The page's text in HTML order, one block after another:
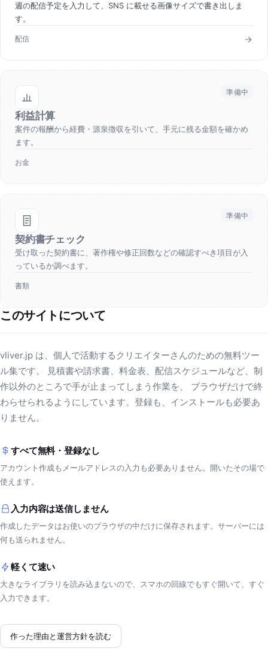
週の配信予定を入力して、SNS に載せる画像サイズで書き出しま
す。
配信
準備中
利益計算
案件の報酬から経費・源泉徴収を引いて、手元に残る金額を確かめ
ます。
お金
準備中
契約書チェック
受け取った契約書に、著作権や修正回数などの確認すべき項目が入
っているか調べます。
書類
このサイトについて
vliver.jp は、個人で活動するクリエイターさんのための無料ツー
ル集です。 見積書や請求書、料金表、配信スケジュールなど、制
作以外のところで手が止まってしまう作業を、 ブラウザだけで終
わらせられるようにしています。登録も、インストールも必要あ
りません。
すべて無料・登録なし
アカウント作成もメールアドレスの入力も必要ありません。開いたその場で
使えます。
入力内容は送信しません
作成したデータはお使いのブラウザの中だけに保存されます。サーバーには
何も送られません。
軽くて速い
大きなライブラリを読み込まないので、スマホの回線でもすぐ開いて、すぐ
入力できます。
作った理由と運営方針を読む